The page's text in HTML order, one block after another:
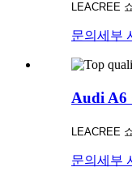
LEACREE
문의 세부
Audi A6
LEACREE
문의 세부